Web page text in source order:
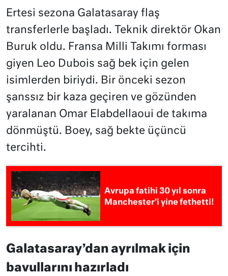
Ertesi sezona Galatasaray flaş
transferlerle başladı. Teknik direktör Okan
Buruk oldu. Fransa Milli Takımı forması
giyen Leo Dubois sağ bek için gelen
isimlerden biriydi. Bir önceki sezon
şanssız bir kaza geçiren ve gözünden
yaralanan Omar Elabdellaoui de takıma
dönmüştü. Boey, sağ bekte üçüncü
tercihti.
Avrupa fatihi 30 yıl sonra
Manchester’i yine fethetti!
Galatasaray’dan ayrılmak için
bavullarını hazırladı